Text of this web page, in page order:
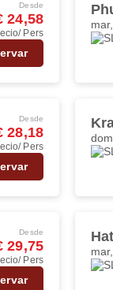
Desde
24,58
Pers
Desde
28,18
Pers
Desde
29,75
Pers